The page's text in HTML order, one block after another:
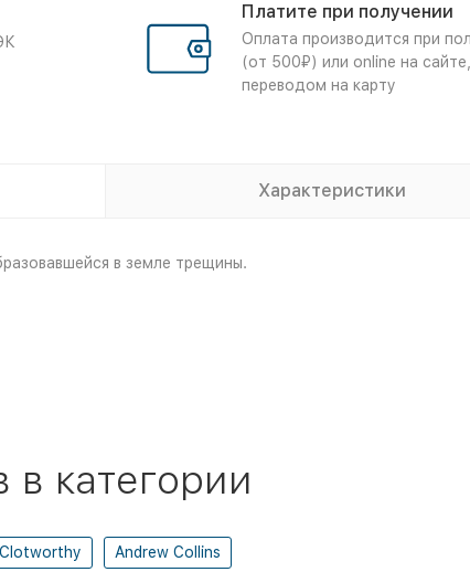
Платите при получении
Оплата производится при
(от 500₽) или online на сайте,
переводом на карту
Характеристики
в земле трещины.
категории
Andrew Collins